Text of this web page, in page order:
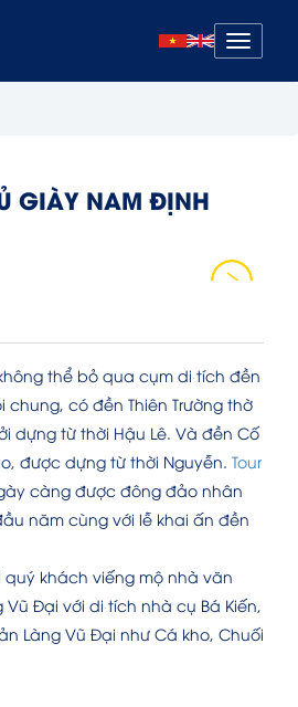
Mở
menu
GIÀY NAM ĐỊNH
thể bỏ qua cụm di tích đền
chung, có đền Thiên Trường thờ
dựng từ thời Hậu Lê. Và đền Cố
được dựng từ thời Nguyễn. Tour
càng được đông đảo nhân
năm cùng với lễ khai ấn đền
quý khách viếng mộ nhà văn
Đại với di tích nhà cụ Bá Kiến,
Làng Vũ Đại như Cá kho, Chuối